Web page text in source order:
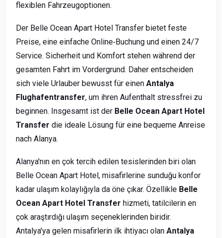
flexiblen Fahrzeugoptionen.
Der Belle Ocean Apart Hotel Transfer bietet feste
Preise, eine einfache Online‑Buchung und einen 24/7
Service. Sicherheit und Komfort stehen während der
gesamten Fahrt im Vordergrund. Daher entscheiden
sich viele Urlauber bewusst für einen Antalya
Flughafentransfer, um ihren Aufenthalt stressfrei zu
beginnen. Insgesamt ist der Belle Ocean Apart Hotel
Transfer die ideale Lösung für eine bequeme Anreise
nach Alanya.
Alanya'nın en çok tercih edilen tesislerinden biri olan
Belle Ocean Apart Hotel, misafirlerine sunduğu konfor
kadar ulaşım kolaylığıyla da öne çıkar. Özellikle Belle
Ocean Apart Hotel Transfer hizmeti, tatilcilerin en
çok araştırdığı ulaşım seçeneklerinden biridir.
Antalya'ya gelen misafirlerin ilk ihtiyacı olan Antalya